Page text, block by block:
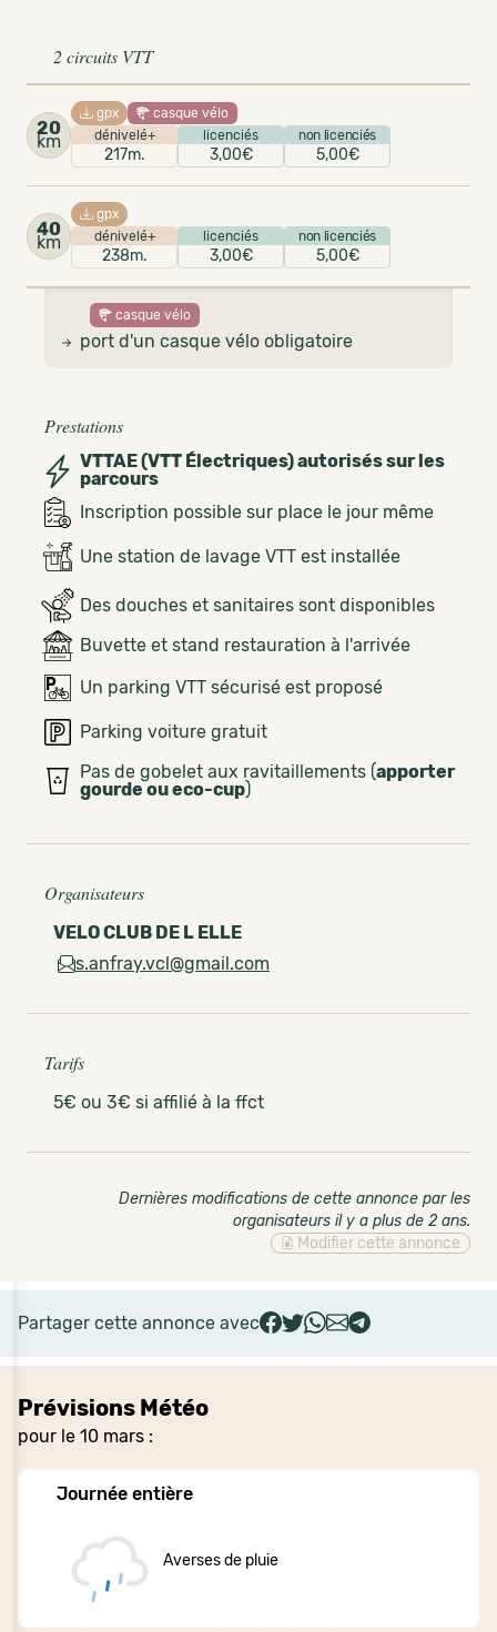
Prévisions Météo
pour le 10 mars :
Journée entière
Averses de pluie
2 circuits VTT
20
km
gpx
casque vélo
dénivelé+
217m.
licenciés
3,00€
non licenciés
5,00€
40
km
gpx
dénivelé+
238m.
licenciés
3,00€
non licenciés
5,00€
casque vélo
port d'un casque vélo obligatoire
Prestations
VTTAE (VTT Électriques) autorisés sur les
parcours
Inscription possible sur place le jour même
Une station de lavage VTT est installée
Des douches et sanitaires sont disponibles
Buvette et stand restauration à l'arrivée
Un parking VTT sécurisé est proposé
Parking voiture gratuit
Pas de gobelet aux ravitaillements (apporter
gourde ou eco-cup)
Organisateurs
VELO CLUB DE L ELLE
s.anfray.vcl@gmail.com
Tarifs
5€ ou 3€ si affilié à la ffct
Dernières modifications de cette annonce par les
organisateurs il y a plus de 2 ans.
Modifier cette annonce
Partager cette annonce avec